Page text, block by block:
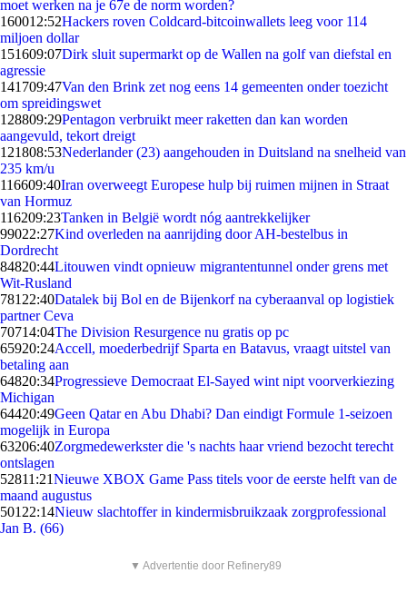
moet werken na je 67e de norm worden?
160012:52Hackers roven Coldcard-bitcoinwallets leeg voor 114
miljoen dollar
151609:07Dirk sluit supermarkt op de Wallen na golf van diefstal en
agressie
141709:47Van den Brink zet nog eens 14 gemeenten onder toezicht
om spreidingswet
128809:29Pentagon verbruikt meer raketten dan kan worden
aangevuld, tekort dreigt
121808:53Nederlander (23) aangehouden in Duitsland na snelheid van
235 km/u
116609:40Iran overweegt Europese hulp bij ruimen mijnen in Straat
van Hormuz
116209:23Tanken in België wordt nóg aantrekkelijker
99022:27Kind overleden na aanrijding door AH-bestelbus in
Dordrecht
84820:44Litouwen vindt opnieuw migrantentunnel onder grens met
Wit-Rusland
781 22:40Datalek bij Bol en de Bijenkorf na cyberaanval op logistiek
partner Ceva
70714:04The Division Resurgence nu gratis op pc
65920:24Accell, moederbedrijf Sparta en Batavus, vraagt uitstel van
betaling aan
64820:34Progressieve Democraat El-Sayed wint nipt voorverkiezing
Michigan
64420:49Geen Qatar en Abu Dhabi? Dan eindigt Formule 1-seizoen
mogelijk in Europa
63206:40Zorgmedewerkster die 's nachts haar vriend bezocht terecht
ontslagen
52811:21Nieuwe XBOX Game Pass titels voor de eerste helft van de
maand augustus
501 22:14Nieuw slachtoffer in kindermisbruikzaak zorgprofessional
Jan B. (66)
▼ Advertentie door Refinery89